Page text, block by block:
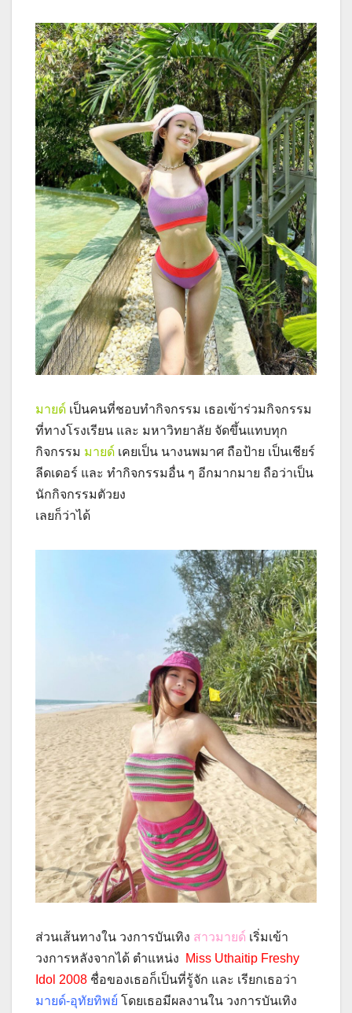
มายด์ เป็นคนที่ชอบทำกิจกรรม เธอเข้าร่วมกิจกรรม
ที่ทางโรงเรียน และ มหาวิทยาลัย จัดขึ้นแทบทุก
กิจกรรม มายด์ เคยเป็น นางนพมาศ ถือป้าย เป็นเชียร์
ลีดเดอร์ และ ทำกิจกรรมอื่น ๆ อีกมากมาย ถือว่าเป็น
นักกิจกรรมตัวยง
เลยก็ว่าได้
ส่วนเส้นทางใน วงการบันเทิง สาวมายด์ เริ่มเข้า
วงการหลังจากได้ ตำแหน่ง
Miss Uthaitip Freshy
Idol 2008 ชื่อของเธอก็เป็นที่รู้จัก และ เรียกเธอว่า
มายด์-อุทัยทิพย์ โดยเธอมีผลงานใน วงการบันเทิง